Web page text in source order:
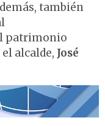
también
patrimonio
alcalde, José